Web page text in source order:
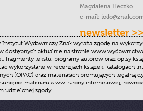
Magdalena Heczko
e-mail:
newsletter >>
Instytut Wydawniczy Znak wyraża zgodę na
dostępnych aktualnie na stronie
fragmenty tekstu, biogramy autorów oraz opisy
wykorzystane w recenzjach książek, katalogach
(OPAC) oraz materiałach promujących legalną
materiału z ww. strony internetowej,
udzielonej zgody.